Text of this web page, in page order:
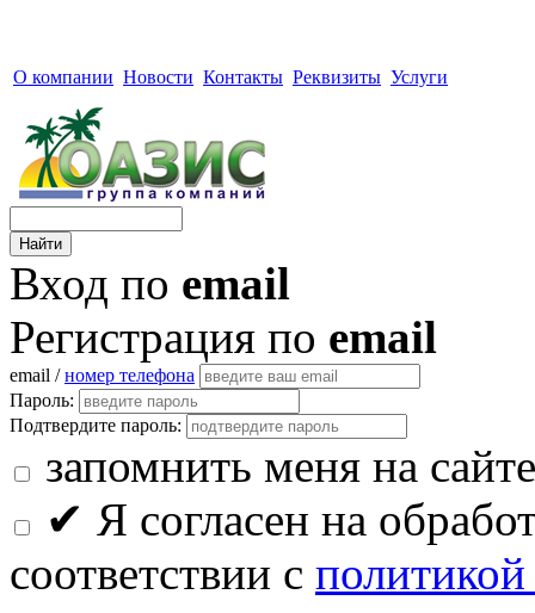
О компании Новости Контакты Реквизиты Услуги
Вход по email
Регистрация по email
email /номер телефона
Пароль:
Подтвердите пароль:
запомнить меня на сайте
✔ Я согласен на
соответствии с